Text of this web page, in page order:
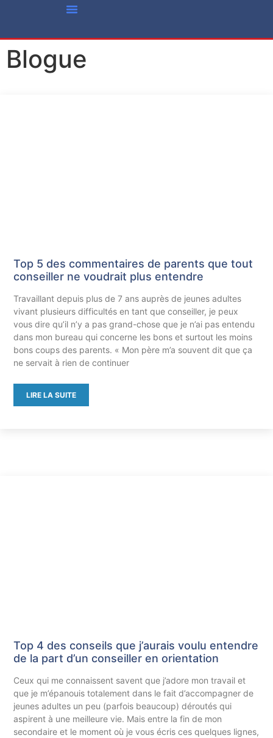
Blogue
Top 5 des commentaires de parents que tout
conseiller ne voudrait plus entendre
Travaillant depuis plus de 7 ans auprès de jeunes adultes
vivant plusieurs difficultés en tant que conseiller, je peux
vous dire qu’il n’y a pas grand-chose que je n’ai pas entendu
dans mon bureau qui concerne les bons et surtout les moins
bons coups des parents. « Mon père m’a souvent dit que ça
ne servait à rien de continuer
LIRE LA SUITE
Top 4 des conseils que j’aurais voulu entendre
de la part d’un conseiller en orientation
Ceux qui me connaissent savent que j’adore mon travail et
que je m’épanouis totalement dans le fait d’accompagner de
jeunes adultes un peu (parfois beaucoup) déroutés qui
aspirent à une meilleure vie. Mais entre la fin de mon
secondaire et le moment où je vous écris ces quelques lignes,